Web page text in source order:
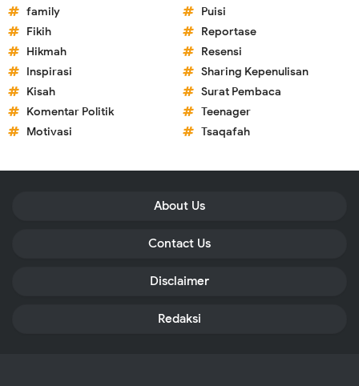
family
Fikih
Hikmah
Inspirasi
Kisah
Komentar Politik
Motivasi
Puisi
Reportase
Resensi
Sharing Kepenulisan
Surat Pembaca
Teenager
Tsaqafah
About Us
Contact Us
Disclaimer
Redaksi